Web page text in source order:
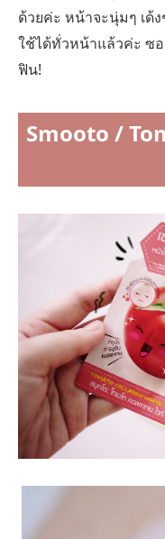
ด้วยค่ะ หน้าจะนุ่มๆ เด้
ใช้ได้ทั่วหน้าแล้วค่ะ ซ
ฟิน!
Smooto /